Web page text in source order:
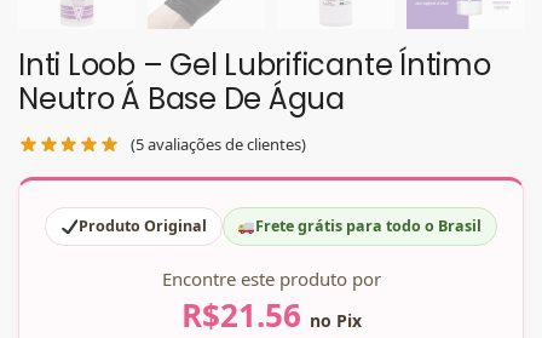
Inti Loob – Gel Lubrificante Íntimo
Neutro Á Base De Água
(5avaliações de clientes)
Produto Original Frete grátis para todo o Brasil
Encontre este produto por
R$21.56 no Pix